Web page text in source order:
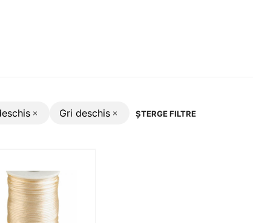
Gri deschis ȘTERGE FILTRE